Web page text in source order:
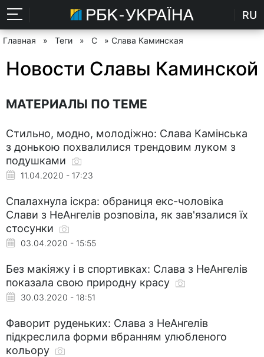
RU
Главная » Теги » С » Слава Каминская
Новости Славы Каминской
МАТЕРИАЛЫ ПО ТЕМЕ
Стильно, модно, молодіжно: Слава Камінська
з донькою похвалилися трендовим луком з
подушками
11.04.2020 - 17:23
Спалахнула іскра: обраниця екс-чоловіка
Слави з НеАнгелів розповіла, як зав'язалися їх
стосунки
03.04.2020 - 15:55
Без макіяжу і в спортивках: Слава з НеАнгелів
показала свою природну красу
30.03.2020 - 18:51
Фаворит руденьких: Слава з НеАнгелів
підкреслила форми вбранням улюбленого
кольору